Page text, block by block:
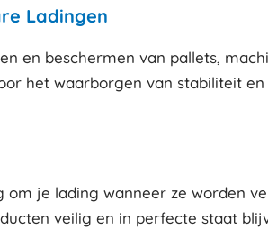
Ladingen
en beschermen van pallets,
het waarborgen van stabiliteit
je lading wanneer ze worden
veilig en in perfecte staat